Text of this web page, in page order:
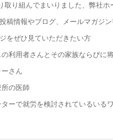
取り組んでまいりました、弊社
稿情報やブログ、メールマガジン
をぜひ見ていただきたい方
の利用者さんとその家族ならびに
ーさん
所の医師
ターで就労を検討されているいる